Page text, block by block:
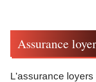
Assurance
L’assurance